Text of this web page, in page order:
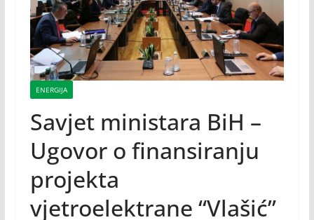
ENERGIJA
Savjet ministara BiH –
Ugovor o finansiranju
projekta
vjetroelektrane “Vlašić”